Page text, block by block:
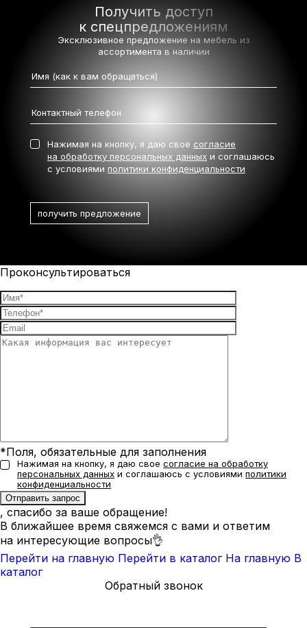
Получить доступ
к спецпредложениям
Эксклюзивное предложение на мебель из
ассортимента в наличии
Нажимая на кнопку, я даю свое согласие
на обработку персональных данных и соглашаюсь
с условиями политики конфиденциальности
Проконсультироваться
*Поля, обязательные для заполнения
Нажимая на кнопку, я даю свое согласие на обработку
персональных данных и соглашаюсь с условиями политики
конфиденциальности
, спасибо за ваше обращение!
В ближайшее время свяжемся с вами и ответим
на интересующие вопросы👌
Перейти на главную Перейти в каталог На главную В
каталог
Обратный звонок